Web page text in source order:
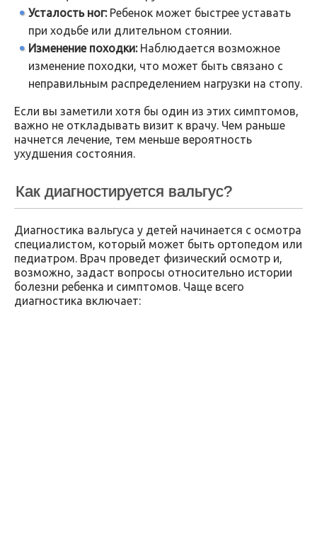
Усталость ног:Ребенок может быстрее уставать
при ходьбе или длительном стоянии.
Изменение походки:Наблюдается возможное
изменение походки, что может быть связано с
неправильным распределением нагрузки на стопу.
Если вы заметили хотя бы один из этих симптомов,
важно не откладывать визит к врачу. Чем раньше
начнется лечение, тем меньше вероятность
ухудшения состояния.
Как диагностируется вальгус?
Диагностика вальгуса у детей начинается с осмотра
специалистом, который может быть ортопедом или
педиатром. Врач проведет физический осмотр и,
возможно, задаст вопросы относительно истории
болезни ребенка и симптомов. Чаще всего
диагностика включает: